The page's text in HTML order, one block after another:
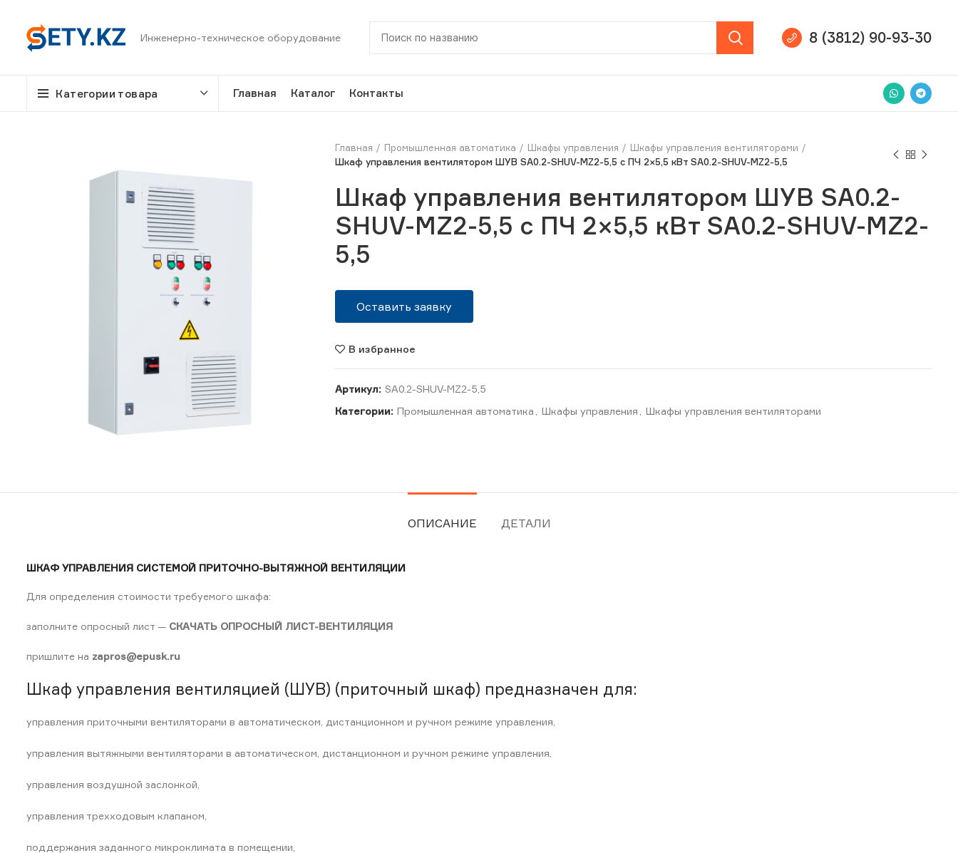
Инженерно-техническое оборудование 8 (3812) 90-93-30
Категории товара Главная Каталог Контакты
Главная Промышленная автоматика Шкафы управления
Шкафы управления вентиляторами
Шкаф управления вентилятором ШУВ SA0.2-SHUV-MZ2-5,5 c ПЧ 2×5,5 кВт SA0.2-SHUV-MZ2-5,5
Шкаф управления вентилятором ШУВ SA0.2-
SHUV-MZ2-5,5 c ПЧ 2×5,5 кВт SA0.2-SHUV-MZ2-
5,5
Оставить заявку
В избранное
Артикул: SA0.2-SHUV-MZ2-5,5
Категории: Промышленная автоматика Шкафы управления Шкафы управления вентиляторами
ОПИСАНИЕ ДЕТАЛИ
ШКАФ УПРАВЛЕНИЯ СИСТЕМОЙ ПРИТОЧНО-ВЫТЯЖНОЙ ВЕНТИЛЯЦИИ
Для определения стоимости требуемого шкафа:
заполните опросный лист — СКАЧАТЬ ОПРОСНЫЙ ЛИСТ-ВЕНТИЛЯЦИЯ
пришлите на zapros@epusk.ru
Шкаф управления вентиляцией (ШУВ) (приточный шкаф) предназначен для:
управления приточными вентиляторами в автоматическом, дистанционном и ручном режиме управления,
управления вытяжными вентиляторами в автоматическом, дистанционном и ручном режиме управления,
управления воздушной заслонкой,
управления трехходовым клапаном,
поддержания заданного микроклимата в помещении,